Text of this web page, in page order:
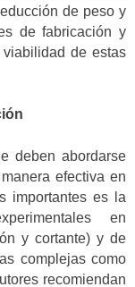
de peso y
de fabricación y
de estas
deben abordarse
efectiva en
importantes es la
en
y cortante) y de
complejas como
recomiendan